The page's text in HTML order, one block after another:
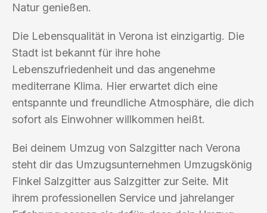
Natur genießen.
Die Lebensqualität in Verona ist einzigartig. Die
Stadt ist bekannt für ihre hohe
Lebenszufriedenheit und das angenehme
mediterrane Klima. Hier erwartet dich eine
entspannte und freundliche Atmosphäre, die dich
sofort als Einwohner willkommen heißt.
Bei deinem Umzug von Salzgitter nach Verona
steht dir das Umzugsunternehmen Umzugskönig
Finkel Salzgitter aus Salzgitter zur Seite. Mit
ihrem professionellen Service und jahrelanger